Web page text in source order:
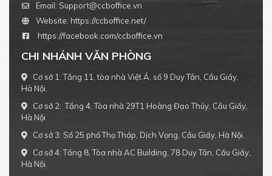
Email: Support@ccboffice.vn
Website: https://ccboffice.net/
https://facebook.com/ccboffice.vn
CHI NHÁNH VĂN PHÒNG
Cơ sở 1: Tầng 11, tòa nhà Việt Á, số 9 Duy Tân, Cầu Giấy,
Hà Nội.
Cơ sở 2: Tầng 4, Tòa nhà 29T1 Hoàng Đạo Thúy, Cầu Giấy,
Hà Nội
Cơ sở 3: Số 25 phố Thọ Tháp, Dịch Vọng, Cầu Giấy, Hà Nội.
Cơ sở 4: Tầng 8, Tòa nhà AC Building, 78 Duy Tân, Cầu Giấy,
Hà Nội.